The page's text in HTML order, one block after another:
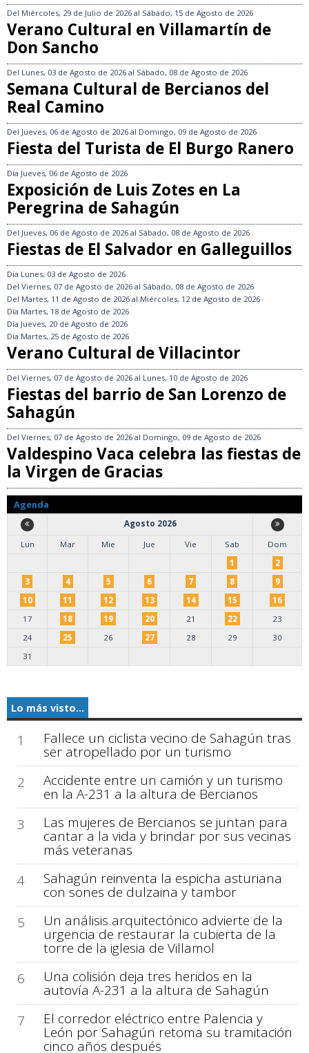
Del Miércoles, 29 de Julio de 2026 al Sábado, 15 de Agosto de 2026
Verano Cultural en Villamartín de
Don Sancho
Del Lunes, 03 de Agosto de 2026 al Sábado, 08 de Agosto de 2026
Semana Cultural de Bercianos del
Real Camino
Del Jueves, 06 de Agosto de 2026 al Domingo, 09 de Agosto de 2026
Fiesta del Turista de El Burgo Ranero
Día Jueves, 06 de Agosto de 2026
Exposición de Luis Zotes en La
Peregrina de Sahagún
Del Jueves, 06 de Agosto de 2026 al Sábado, 08 de Agosto de 2026
Fiestas de El Salvador en Galleguillos
Día Lunes, 03 de Agosto de 2026
Del Viernes, 07 de Agosto de 2026 al Sábado, 08 de Agosto de 2026
Del Martes, 11 de Agosto de 2026 al Miércoles, 12 de Agosto de 2026
Día Martes, 18 de Agosto de 2026
Día Jueves, 20 de Agosto de 2026
Día Martes, 25 de Agosto de 2026
Verano Cultural de Villacintor
Del Viernes, 07 de Agosto de 2026 al Lunes, 10 de Agosto de 2026
Fiestas del barrio de San Lorenzo de
Sahagún
Del Viernes, 07 de Agosto de 2026 al Domingo, 09 de Agosto de 2026
Valdespino Vaca celebra las fiestas de
la Virgen de Gracias
Agenda
Agosto 2026
Lun
Mar Mie Jue Vie Sab
Dom
1
2
3
4 5 6 7 8
9
10
11 12 13 14 15
16
17
18 19 20 21 22
23
24
25 26 27 28 29
30
31
Lo más visto...
1 Fallece un ciclista vecino de Sahagún tras
ser atropellado por un turismo
2
Accidente entre un camión y un turismo
en la A-231 a la altura de Bercianos
3
Las mujeres de Bercianos se juntan para
cantar a la vida y brindar por sus vecinas
más veteranas
4
Sahagún reinventa la espicha asturiana
con sones de dulzaina y tambor
5
Un análisis arquitectónico advierte de la
urgencia de restaurar la cubierta de la
torre de la iglesia de Villamol
6
Una colisión deja tres heridos en la
autovía A-231 a la altura de Sahagún
7
El corredor eléctrico entre Palencia y
León por Sahagún retoma su tramitación
cinco años después